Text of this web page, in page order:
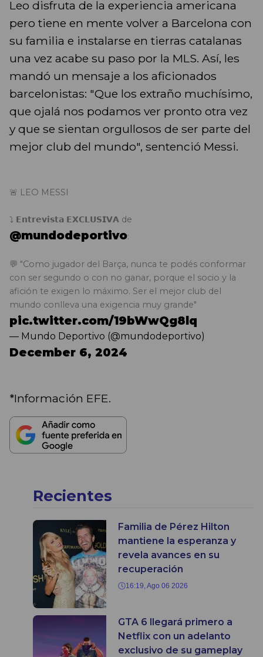
Leo disfruta de la experiencia americana
pero tiene en mente volver a Barcelona con
su familia e instalarse en tierras catalanas
una vez acabe su paso por la MLS. Así, les
mandó un mensaje a los aficionados
barcelonistas: "Que los extraño muchísimo,
que ojalá nos podamos ver pronto otra vez
y que se sientan orgullosos de ser parte del
mejor club del mundo", sentenció Messi.
🚨 LEO MESSI
⤵️ 𝗘𝗻𝘁𝗿𝗲𝘃𝗶𝘀𝘁𝗮 𝗘𝗫𝗖𝗟𝗨𝗦𝗜𝗩𝗔 de
@mundodeportivo:
💬 "Como jugador del Barça, nunca te podés conformar
con ser segundo o con no ganar, porque el socio y la
afición te exigen lo máximo. Ser el mejor club del
mundo conlleva una exigencia muy grande"
pic.twitter.com/19bWwQg8lq
— Mundo Deportivo (@mundodeportivo)
December 6, 2024
*Información EFE.
Recientes
Familia de Pérez Hilton
mantiene la esperanza y
revela avances en su
recuperación
16:19, Ago 06 2026
GTA 6 llegará primero a
Netflix con un adelanto
exclusivo de su gameplay